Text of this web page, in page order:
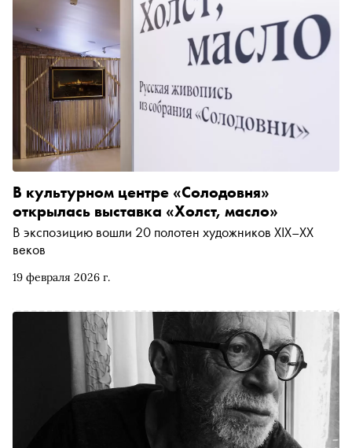
19 февраля 2026 г.
В культурном центре «Солодовня»
открылась выставка «Холст, масло»
В экспозицию вошли 20 полотен художников XIX–XX
веков